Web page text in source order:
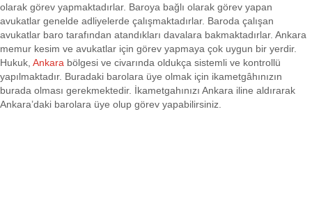
olarak görev yapmaktadırlar. Baroya bağlı olarak görev yapan
avukatlar genelde adliyelerde çalışmaktadırlar. Baroda çalışan
avukatlar baro tarafından atandıkları davalara bakmaktadırlar. Ankara
memur kesim ve avukatlar için görev yapmaya çok uygun bir yerdir.
Hukuk, Ankara bölgesi ve civarında oldukça sistemli ve kontrollü
yapılmaktadır. Buradaki barolara üye olmak için ikametgâhınızın
burada olması gerekmektedir. İkametgahınızı Ankara iline aldırarak
Ankara’daki barolara üye olup görev yapabilirsiniz.